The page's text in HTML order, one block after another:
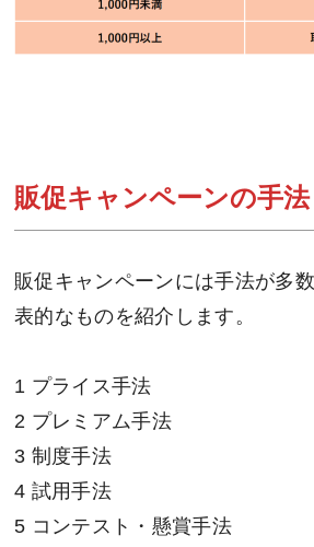
販促キャンペーンの手法
販促キャンペーンには手法が多
表的なものを紹介します。
1 プライス手法
2 プレミアム手法
3 制度手法
4 試用手法
5 コンテスト・懸賞手法